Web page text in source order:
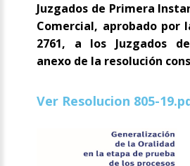
Juzgados de Primera
Comercial, aprobado por
2761, a los Juzgados
anexo de la resolución
Ver Resolucion 805-